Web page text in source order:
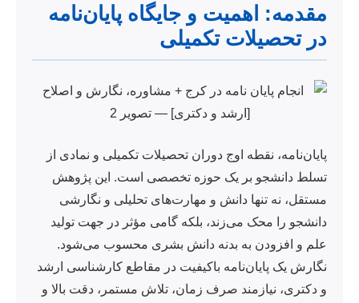
مقدمه: اهمیت و جایگاه پایان‌نامه
در تحصیلات تکمیلی
پایان‌نامه، نقطه اوج دوران تحصیلات تکمیلی و نمادی از
تسلط دانشجو بر یک حوزه تخصصی است. این پژوهش
مستقل، نه تنها دانش و مهارت‌های تحلیلی و نگارشی
دانشجو را محک می‌زند، بلکه گامی مؤثر در جهت تولید
علم و افزودن به بدنه دانش بشری محسوب می‌شود.
نگارش یک پایان‌نامه باکیفیت در مقاطع کارشناسی ارشد
و دکتری، نیازمند صرف زمان، تلاش مستمر، دقت بالا و